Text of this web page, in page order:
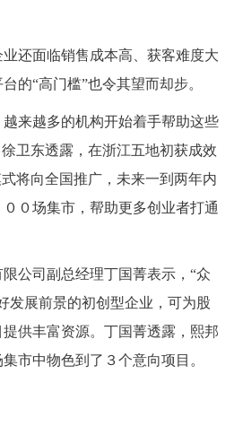
面临销售成本高、获客难度大
的“高门槛”也令其望而却步。
越多的机构开始着手帮助这些
卫东透露，在浙江五地初获成效
将向全国推广，未来一到两年内
０场集市，帮助更多创业者打通
司副总经理丁国菁表示，“众
发展前景的初创型企业，可为股
供丰富资源。丁国菁透露，熙邦
市中物色到了３个意向项目。